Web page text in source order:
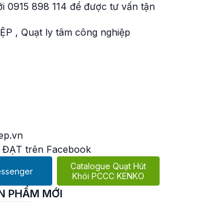
0915 898 114 để được tư vấn tận
, Quạt ly tâm công nghiệp
ĐẠT trên Facebook
Catalogue Quạt Hút
Khói PCCC KENKO
PHẨM MỚI